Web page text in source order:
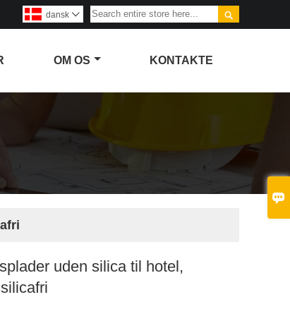


dansk 
OM OS KONTAKTE
uden silica til hotel,